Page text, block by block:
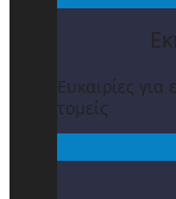
Ευκαιρίες
τομείς